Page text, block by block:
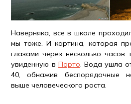
Наверняка, все в школе
мы тоже. И картина, которая
глазами через несколько часов
увиденную в Порто. Вода ушла
40, обнажив беспорядочные
выше человеческого роста.